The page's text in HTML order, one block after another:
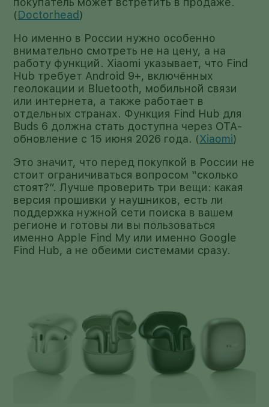
(Doctorhead)
Но именно в России нужно особенно
внимательно смотреть не на цену, а на
работу функций. Xiaomi указывает, что Find
Hub требует Android 9+, включённых
геолокации и Bluetooth, мобильной связи
или интернета, а также работает в
отдельных странах. Функция Find Hub для
Buds 6 должна стать доступна через OTA-
обновление с 15 июня 2026 года. (Xiaomi)
Это значит, что перед покупкой в России не
стоит ограничиваться вопросом “сколько
стоят?”. Лучше проверить три вещи: какая
версия прошивки у наушников, есть ли
поддержка нужной сети поиска в вашем
регионе и готовы ли вы пользоваться
именно Apple Find My или именно Google
Find Hub, а не обеими системами сразу.